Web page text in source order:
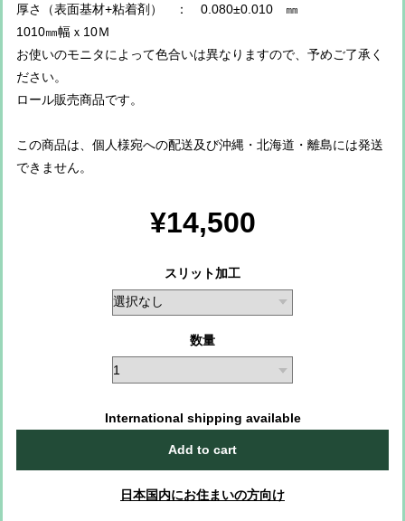
厚さ（表面基材+粘着剤） ： 0.080±0.010 ㎜
1010㎜幅ｘ10Ｍ
お使いのモニタによって色合いは異なりますので、予めご了承く
ださい。
ロール販売商品です。
この商品は、個人様宛への配送及び沖縄・北海道・離島には発送
できません。
¥14,500
スリット加工
数量
International shipping available
Add to cart
日本国内にお住まいの方向け